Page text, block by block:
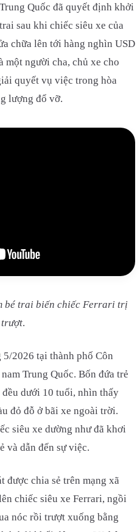
Quốc đã quyết định khởi
sau khi chiếc siêu xe của
chữa lên tới hàng nghìn USD
một người cha, chủ xe cho
quyết vụ việc trong hòa
lượng đổ vỡ.
bé trai biến chiếc Ferrari trị
trượt.
2026 tại thành phố Côn
Trung Quốc. Bốn đứa trẻ
dưới 10 tuổi, nhìn thấy
đỏ đỗ ở bãi xe ngoài trời.
siêu xe dường như đã khơi
và dẫn đến sự việc.
được chia sẻ trên mạng xã
chiếc siêu xe Ferrari, ngồi
nóc rồi trượt xuống bằng